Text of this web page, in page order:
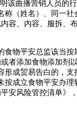
该曲播营销人员的
称（姓名）、同一社
容、内容、服拆、
物平安总监该当按
者添加食物添加剂
成贸易告白的，支
按成立食物平安办理
安风险管控清单》